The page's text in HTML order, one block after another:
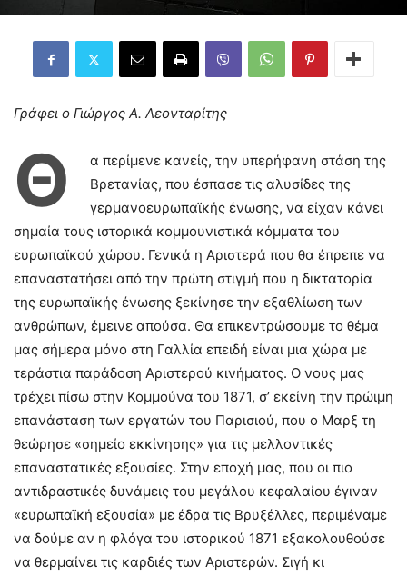
Γράφει ο Γιώργος Α. Λεονταρίτης
Θ
α περίμενε κανείς, την υπερήφανη στάση της
Βρετανίας, που έσπασε τις αλυσίδες της
γερμανοευρωπαϊκής ένωσης, να είχαν κάνει
σημαία τους ιστορικά κομμουνιστικά κόμματα του
ευρωπαϊκού χώρου. Γενικά η Αριστερά που θα έπρεπε να
επαναστατήσει από την πρώτη στιγμή που η δικτατορία
της ευρωπαϊκής ένωσης ξεκίνησε την εξαθλίωση των
ανθρώπων, έμεινε απούσα. Θα επικεντρώσουμε το θέμα
μας σήμερα μόνο στη Γαλλία επειδή είναι μια χώρα με
τεράστια παράδοση Αριστερού κινήματος. Ο νους μας
τρέχει πίσω στην Κομμούνα του 1871, σ’ εκείνη την πρώιμη
επανάσταση των εργατών του Παρισιού, που ο Μαρξ τη
θεώρησε «σημείο εκκίνησης» για τις μελλοντικές
επαναστατικές εξουσίες. Στην εποχή μας, που οι πιο
αντιδραστικές δυνάμεις του μεγάλου κεφαλαίου έγιναν
«ευρωπαϊκή εξουσία» με έδρα τις Βρυξέλλες, περιμέναμε
να δούμε αν η φλόγα του ιστορικού 1871 εξακολουθούσε
να θερμαίνει τις καρδιές των Αριστερών. Σιγή κι